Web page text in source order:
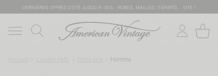
DERNIÈRES OFFRES D'ÉTÊ JUSQU'À -50% : ROBES, MAILLES, T-SHIRTS... VITE !
Homme